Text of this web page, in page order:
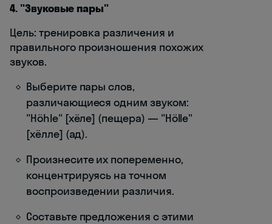
4. "Звуковые пары"
Цель: тренировка различения и
правильного произношения похожих
звуков.
Выберите пары слов,
различающиеся одним звуком:
"Höhle" [хёле] (пещера) — "Hölle"
[хёлле] (ад).
Произнесите их попеременно,
концентрируясь на точном
воспроизведении различия.
Составьте предложения с этими